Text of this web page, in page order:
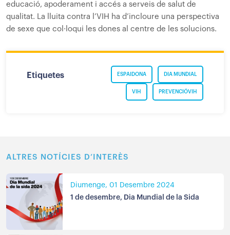
educació, apoderament i accés a serveis de salut de
qualitat. La lluita contra l’VIH ha d’incloure una perspectiva
de sexe que col·loqui les dones al centre de les solucions.
Etiquetes DIA MUNDIAL
ESPAIDONA
PREVENCIÓVIH
VIH
ALTRES NOTÍCIES D’INTERÈS
Diumenge, 01 Desembre 2024
1 de desembre, Dia Mundial de la Sida